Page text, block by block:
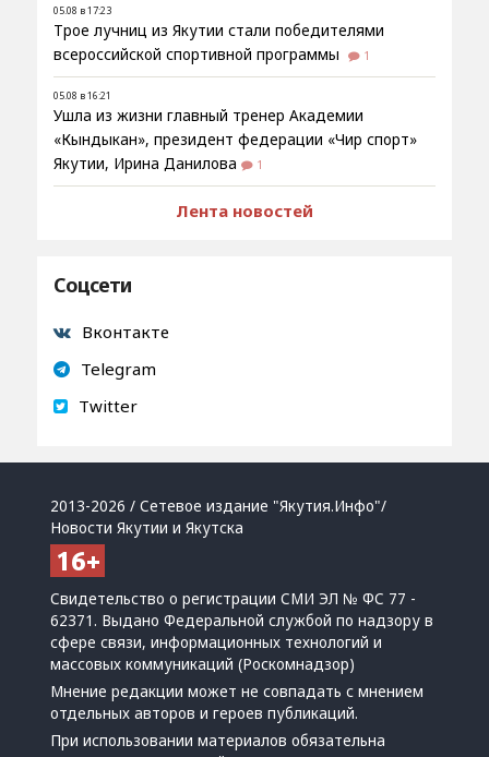
05.08 в 17:23
Трое лучниц из Якутии стали победителями
всероссийской спортивной программы
1
05.08 в 16:21
Ушла из жизни главный тренер Академии
«Кындыкан», президент федерации «Чир спорт»
Якутии, Ирина Данилова
1
Лента новостей
Соцсети
Вконтакте
Telegram
Twitter
2013-2026 / Сетевое издание "Якутия.Инфо"/
Новости Якутии и Якутска
Свидетельство о регистрации СМИ ЭЛ № ФС 77 -
62371. Выдано Федеральной службой по надзору в
сфере связи, информационных технологий и
массовых коммуникаций (Роскомнадзор)
Мнение редакции может не совпадать с мнением
отдельных авторов и героев публикаций.
При использовании материалов обязательна